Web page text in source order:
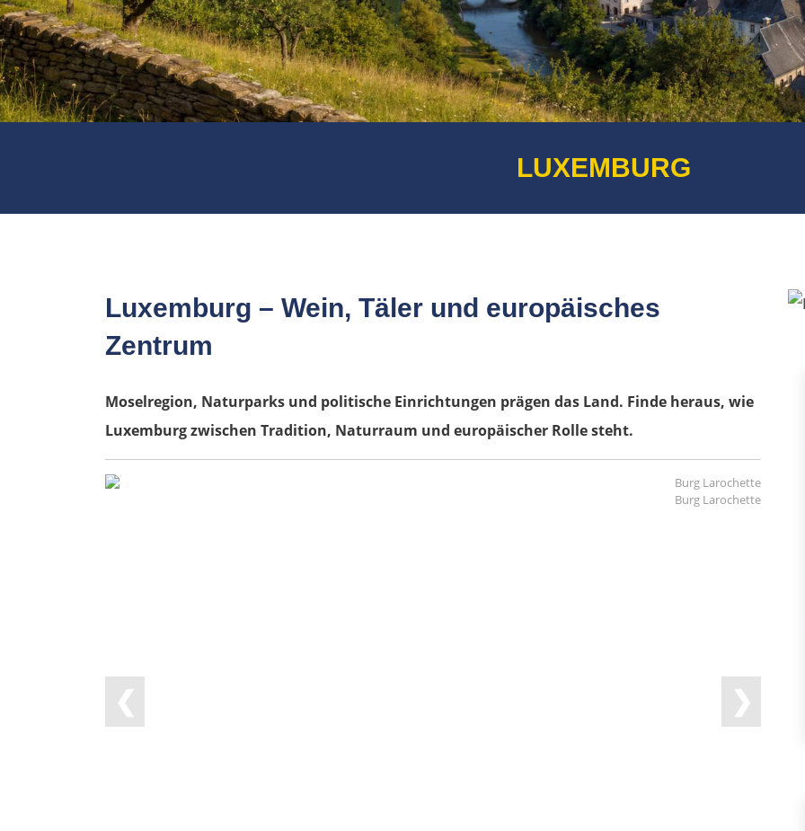
LUXEMBURG
Luxemburg – Wein, Täler und europäisches
Zentrum
Moselregion, Naturparks und politische Einrichtungen prägen das Land. Finde heraus, wie
Luxemburg zwischen Tradition, Naturraum und europäischer Rolle steht.
Burg Larochette
❮ ❯